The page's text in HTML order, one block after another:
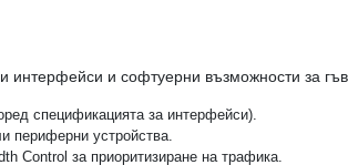
интерфейси и софтуерни възможности за
спецификацията за интерфейси).
периферни устройства.
Control за приоритизиране на трафика.